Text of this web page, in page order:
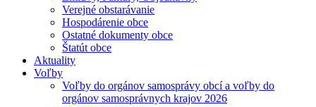
Verejné obstarávanie
Hospodárenie obce
Ostatné dokumenty obce
Štatút obce
Aktuality
Voľby
Voľby do orgánov samosprávy obcí a voľby do
orgánov samosprávnych krajov 2026